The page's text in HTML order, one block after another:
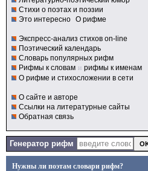
Стихи о поэтах и поэзии
Это интересно О рифме
Экспресс-анализ стихов on-line
Поэтический календарь
Словарь популярных рифм
Рифмы к словам и рифмы к именам
О рифме и стихосложении в сети
О сайте и авторе
Ссылки на литературные сайты
Обратная связь
Генератор рифм
Нужны ли поэтам словари рифм?